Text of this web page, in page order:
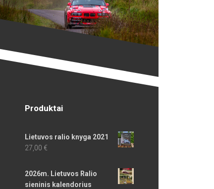
Produktai
Lietuvos ralio knyga 2021
27,00 €
2026m. Lietuvos Ralio
sieninis kalendorius